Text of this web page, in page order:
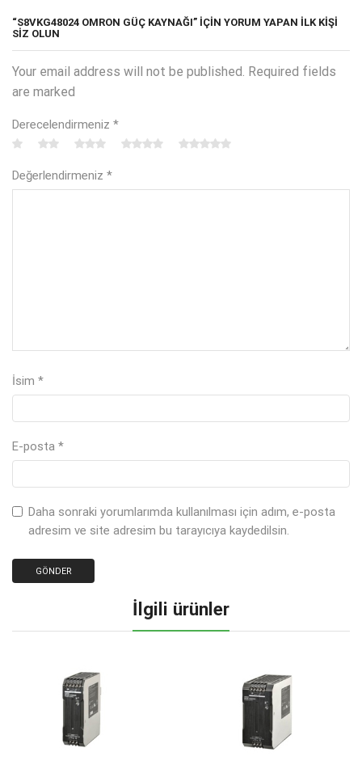
“S8VKG48024 OMRON GÜÇ KAYNAĞI” IÇIN YORUM YAPAN ILK KIŞI
SIZ OLUN
Your email address will not be published. Required fields
are marked
Derecelendirmeniz *
Değerlendirmeniz *
İsim *
E-posta *
Daha sonraki yorumlarımda kullanılması için adım, e-posta
adresim ve site adresim bu tarayıcıya kaydedilsin.
İlgili ürünler